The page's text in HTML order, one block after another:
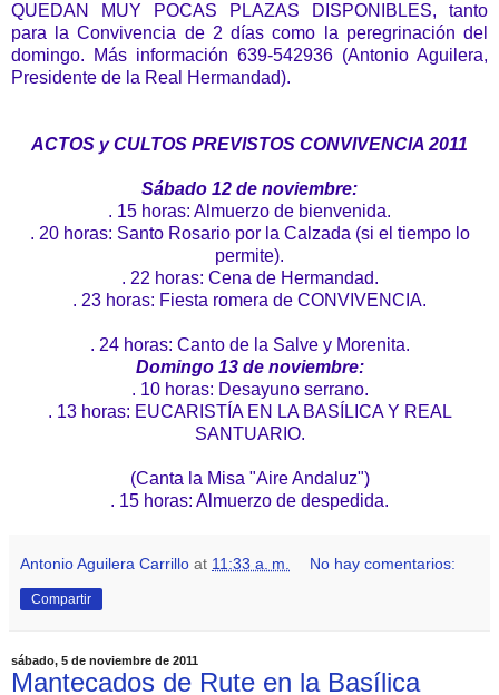
QUEDAN MUY POCAS PLAZAS DISPONIBLES, tanto
para la Convivencia de 2 días como la peregrinación del
domingo. Más información 639-542936 (Antonio Aguilera,
Presidente de la Real Hermandad).
ACTOS y CULTOS PREVISTOS CONVIVENCIA 2011
Sábado 12 de noviembre:
. 15 horas: Almuerzo de bienvenida.
. 20 horas: Santo Rosario por la Calzada (si el tiempo lo
permite).
. 22 horas: Cena de Hermandad.
. 23 horas: Fiesta romera de CONVIVENCIA.
. 24 horas: Canto de la Salve y Morenita.
Domingo 13 de noviembre:
. 10 horas: Desayuno serrano.
. 13 horas: EUCARISTÍA EN LA BASÍLICA Y REAL
SANTUARIO.
(Canta la Misa "Aire Andaluz")
. 15 horas: Almuerzo de despedida.
Antonio Aguilera Carrillo at 11:33 a. m. No hay comentarios:
Compartir
sábado, 5 de noviembre de 2011
Mantecados de Rute en la Basílica